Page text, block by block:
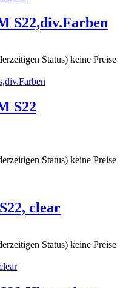
S22,div.Farben
Status) keine Preise
S22
Status) keine Preise
clear
Status) keine Preise